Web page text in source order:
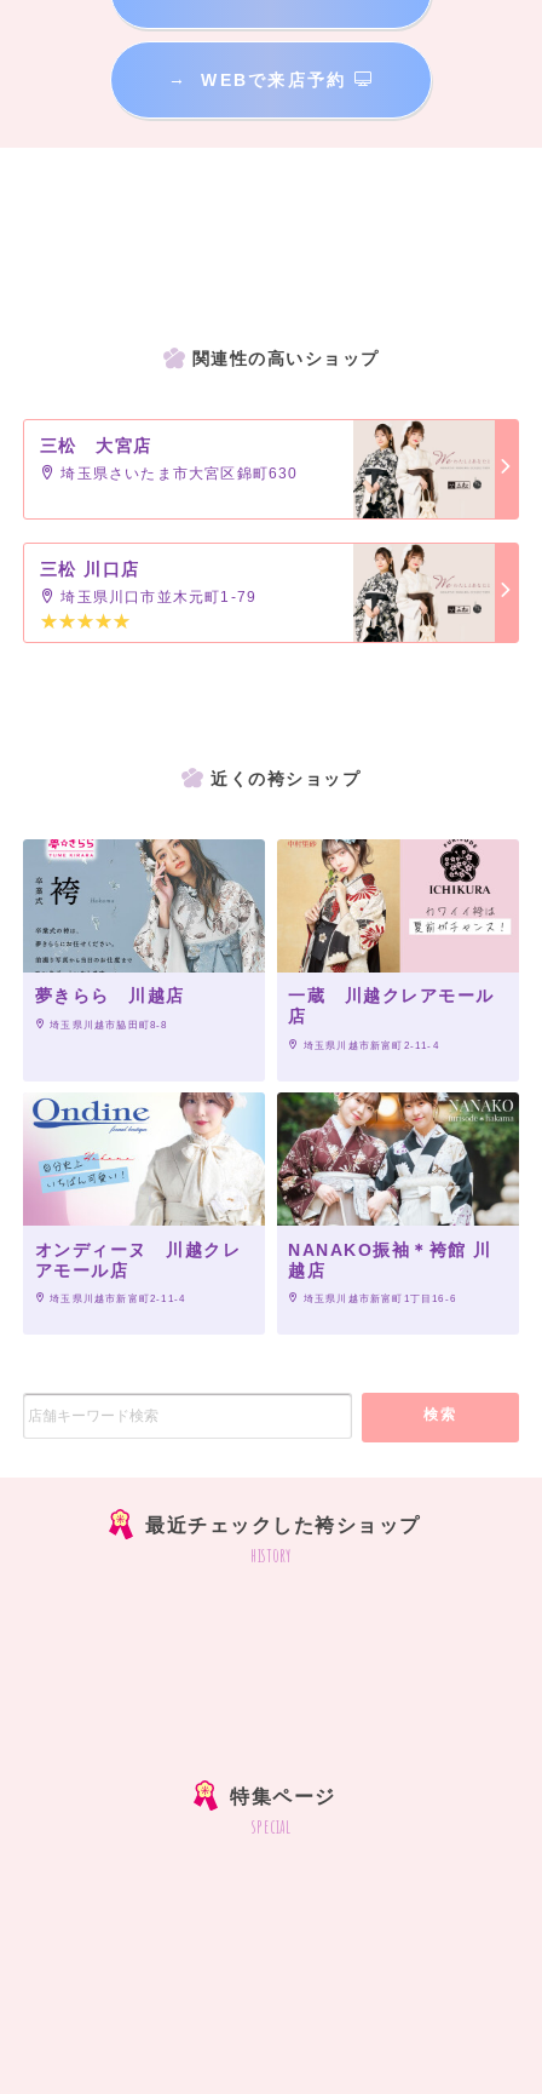
→ WEBで来店予約
関連性の高いショップ
三松 大宮店
埼玉県さいたま市大宮区錦町630
三松 川口店
埼玉県川口市並木元町1-79
近くの袴ショップ
夢きらら 川越店
埼玉県川越市脇田町8-8
一蔵 川越クレアモール
店
埼玉県川越市新富町2-11-4
オンディーヌ 川越クレ
アモール店
埼玉県川越市新富町2-11-4
NANAKO振袖＊袴館 川
越店
埼玉県川越市新富町1丁目16-6
検索
最近チェックした袴ショップ
history
特集ページ
special